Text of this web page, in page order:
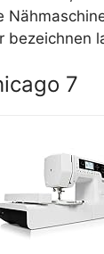
bezeichnen
7